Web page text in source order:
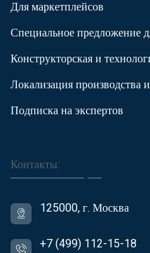
Для маркетплейсов
Специальное предложение
Конструкторская и
Локализация производства
Подписка на экспертов
Контакты:
125000, г. Москва
+7 (499) 112-15-18